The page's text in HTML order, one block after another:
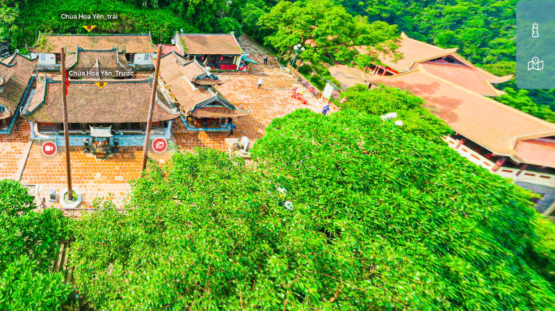
Chùa Hoa Yên_Trước
Chùa Hoa Yên_trái